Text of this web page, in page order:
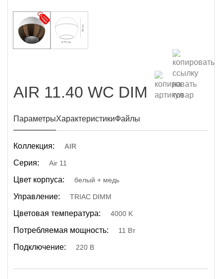
AIR 11.40 WC DIM
ПараметрыХарактеристикиФайлы
Коллекция: AIR
Серия: Air 11
Цвет корпуса: белый + медь
Управление: TRIAC DIMM
Цветовая температура: 4000 K
Потребляемая мощность: 11 Вт
Подключение: 220 В